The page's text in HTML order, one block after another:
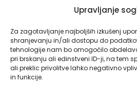
Upravljanje
Za zagotavljanje najboljših izkušenj
shranjevanju in/ali dostopu do
tehnologije nam bo omogočilo
pri brskanju ali edinstveni ID-ji, na tem
ali preklic privolitve lahko negativno
in funkcije.
Toggle
Navigation
Predstavitev VDC Kranj
SLEDITE NAM